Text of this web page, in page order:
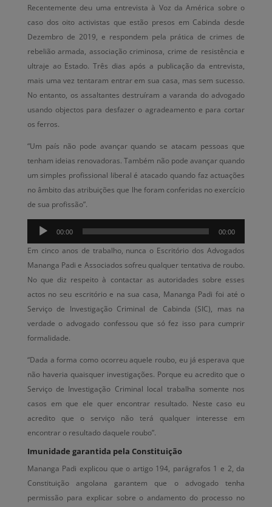
Recentemente deu uma entrevista à Voz da América sobre o
caso dos oito activistas que estão presos em Cabinda desde
Dezembro de 2019, e respondem pela prática de crimes de
rebelião armada, associação criminosa, crime de resistência e
ultraje ao Estado. Três dias após a publicação da entrevista,
mais uma vez tentaram entrar em sua casa, mas sem sucesso.
No entanto, os assaltantes destruíram a varanda do advogado
usando objectos para desfazer o agradeamento e para cortar
os ferros.
“Um país não pode avançar quando se atacam pessoas que
tenham ideias renovadoras. Também não pode avançar quando
um simples profissional liberal é atacado quando faz actuações
no âmbito das atribuições que lhe foram conferidas no exercício
de sua profissão”.
Reprodutor
áudio
00:00 00:00
Em cinco anos de trabalho, nunca o Escritório dos Advogados
Mananga Padi e Associados sofreu qualquer tentativa de roubo.
No que diz respeito à contactar as autoridades sobre esses
actos no seu escritório e na sua casa, Mananga Padi foi até o
Serviço de Investigação Criminal de Cabinda (SIC), mas na
verdade o advogado confessou que só fez isso para cumprir
formalidade.
“Dada a forma como ocorreu aquele roubo, eu já esperava que
não haveria quaisquer investigações. Porque eu acredito que o
Serviço de Investigação Criminal local trabalha somente nos
casos em que ele quer encontrar resultado. Neste caso eu
acredito que o serviço não terá qualquer interesse em
encontrar o resultado daquele roubo”.
Imunidade garantida pela Constituição
Mananga Padi explicou que o artigo 194, parágrafos 1 e 2, da
Constituição angolana garantem que o advogado tenha
permissão para explicar sobre o andamento do processo no